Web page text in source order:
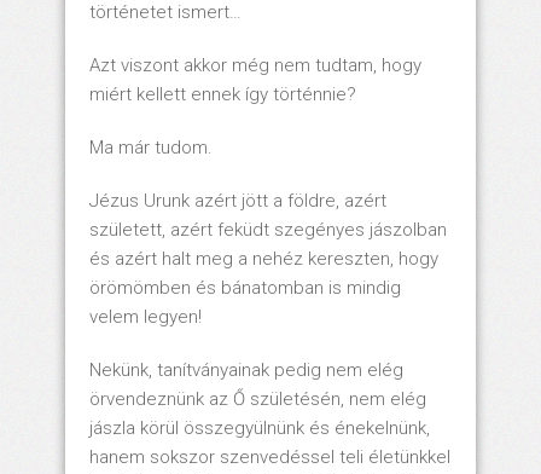
történetet ismert…
Azt viszont akkor még nem tudtam, hogy
miért kellett ennek így történnie?
Ma már tudom.
Jézus Urunk azért jött a földre, azért
született, azért feküdt szegényes jászolban
és azért halt meg a nehéz kereszten, hogy
örömömben és bánatomban is mindig
velem legyen!
Nekünk, tanítványainak pedig nem elég
örvendeznünk az Ő születésén, nem elég
jászla körül összegyülnünk és énekelnünk,
hanem sokszor szenvedéssel teli életünkkel